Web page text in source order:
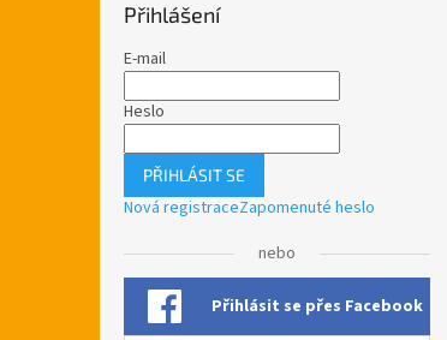
Přihlášení
E-mail
Heslo
PŘIHLÁSIT SE
Nová registraceZapomenuté heslo
nebo
Přihlásit se přes Facebook